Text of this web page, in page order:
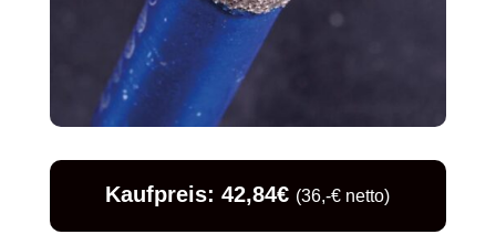
Kaufpreis: 42,84€ (36,-€ netto)